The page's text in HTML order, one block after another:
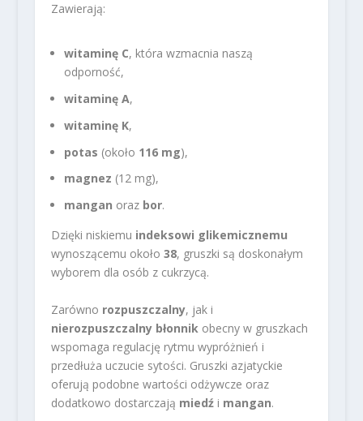
Zawierają:
witaminę C, która wzmacnia naszą
odporność,
witaminę A,
witaminę K,
potas (około 116 mg),
magnez (12 mg),
mangan oraz bor.
Dzięki niskiemu indeksowi glikemicznemu
wynoszącemu około 38, gruszki są doskonałym
wyborem dla osób z cukrzycą.
Zarówno rozpuszczalny, jak i
nierozpuszczalny błonnik obecny w gruszkach
wspomaga regulację rytmu wypróżnień i
przedłuża uczucie sytości. Gruszki azjatyckie
oferują podobne wartości odżywcze oraz
dodatkowo dostarczają miedźi mangan.